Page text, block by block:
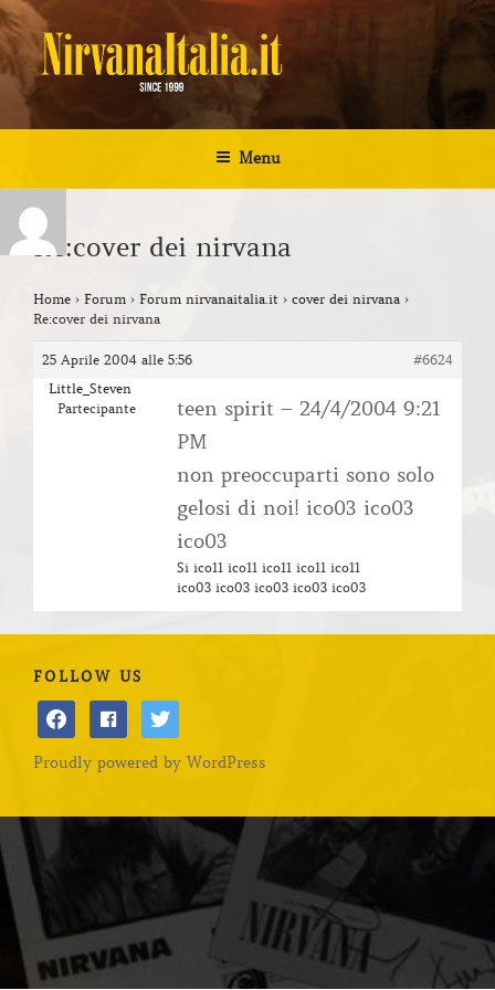
Salta
al
contenuto
NIRVANA ITALIA
Menu
Re:cover dei nirvana
Home › Forum › Forum nirvanaitalia.it › cover dei nirvana ›
Re:cover dei nirvana
25 Aprile 2004 alle 5:56
#6624
Little_Steven
Partecipante
teen spirit – 24/4/2004 9:21
PM
non preoccuparti sono solo
gelosi di noi! ico03 ico03
ico03
Si ico11 ico11 ico11 ico11 ico11
ico03 ico03 ico03 ico03 ico03
FOLLOW US
facebookfacebooktwitter
Proudly powered by WordPress